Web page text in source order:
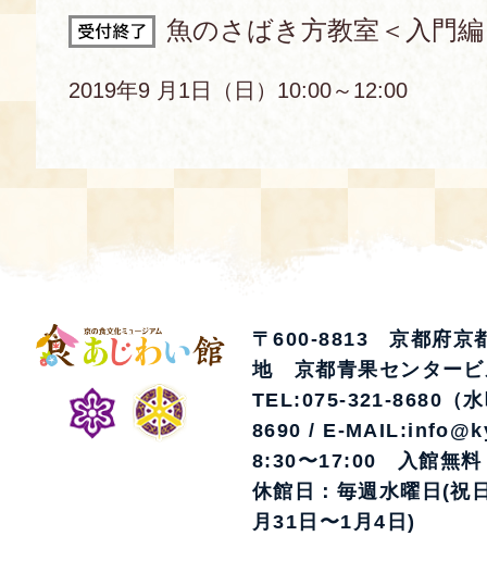
魚のさばき方教室＜入門
2019年9 月1日（日）10:00～12:00
〒600-8813 京都府京
地 京都青果センタービ
TEL:075-321-8680（
8690 / E-
8:30〜17:00 入館無料
休館日：毎週水曜日(祝
月31日〜1月4日)